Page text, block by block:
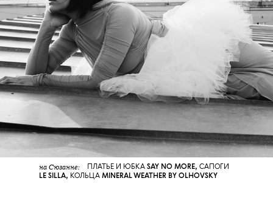
на Сюзанне: ПЛАТЬЕ И ЮБКА SAY NO MORE, САПОГИ
LE SILLA, КОЛЬЦА MINERAL WEATHER BY OLHOVSKY